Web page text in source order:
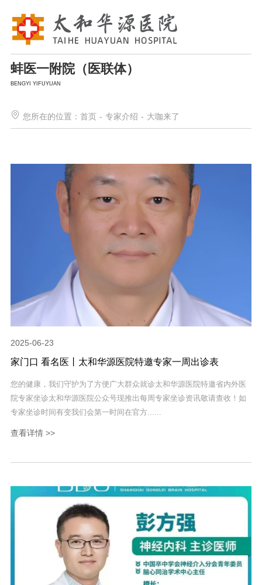
蚌医一附院（医联体）
BENGYI YIFUYUAN
您所在的位置： 首页 - 专家介绍 - 大咖来了
2025-06-23
家门口 看名医丨太和华源医院特邀专家一周出诊表
您的健康，我们守护为了方便广大群众就诊太和华源医院特邀省内外医
院专家坐诊太和华源医院公众号现推出每周专家坐诊资讯敬请查收！如
专家坐诊时间有变我们会第一时间在官方......
查看详情 >>